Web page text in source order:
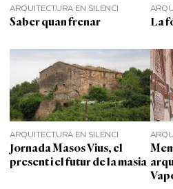
ARQUITECTURA EN SILENCI
Saber quan frenar La
ARQUITECTURA EN SILENCI
Jornada Masos Vius, el
present i el futur de la masia